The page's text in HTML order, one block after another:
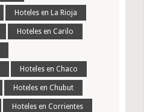
Hoteles en La Rioja
Hoteles en Carilo
Hoteles en Chaco
Hoteles en Chubut
Hoteles en Corrientes